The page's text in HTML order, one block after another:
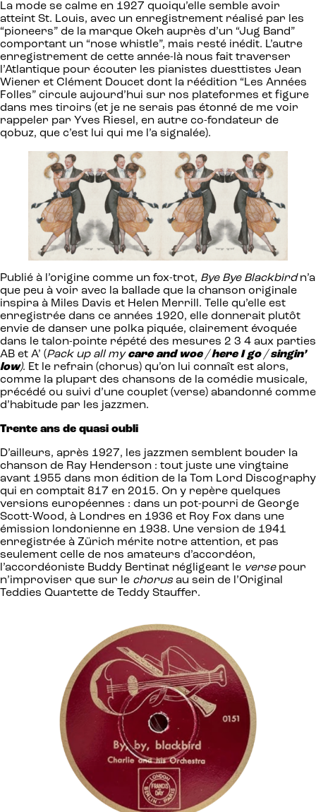
La mode se calme en 1927 quoiqu’elle semble avoir
atteint St. Louis, avec un enregistrement réalisé par les
“pioneers” de la marque Okeh auprès d’un “Jug Band”
comportant un “nose whistle”, mais resté inédit. L’autre
enregistrement de cette année-là nous fait traverser
l’Atlantique pour écouter les pianistes duesttistes Jean
Wiener et Clément Doucet dont la réédition “Les Années
Folles” circule aujourd’hui sur nos plateformes et figure
dans mes tiroirs (et je ne serais pas étonné de me voir
rappeler par Yves Riesel, en autre co-fondateur de
qobuz, que c’est lui qui me l’a signalée).
Publié à l’origine comme un fox-trot, Bye Bye Blackbirdn’a
que peu à voir avec la ballade que la chanson originale
inspira à Miles Davis et Helen Merrill. Telle qu’elle est
enregistrée dans ce années 1920, elle donnerait plutôt
envie de danser une polka piquée, clairement évoquée
dans le talon-pointe répété des mesures 2 3 4 aux parties
AB et A’ (Pack up all mycare and woe/here I go/singin’
low). Et le refrain (chorus) qu’on lui connaît est alors,
comme la plupart des chansons de la comédie musicale,
précédé ou suivi d’une couplet (verse) abandonné comme
d’habitude par les jazzmen.
Trente ans de quasi oubli
D’ailleurs, après 1927, les jazzmen semblent bouder la
chanson de Ray Henderson : tout juste une vingtaine
avant 1955 dans mon édition de la Tom Lord Discography
qui en comptait 817 en 2015. On y repère quelques
versions européennes : dans un pot-pourri de George
Scott-Wood, à Londres en 1936 et Roy Fox dans une
émission londonienne en 1938. Une version de 1941
enregistrée à Zürich mérite notre attention, et pas
seulement celle de nos amateurs d’accordéon,
l’accordéoniste Buddy Bertinat négligeant le verse pour
n’improviser que sur le chorus au sein de l’Original
Teddies Quartette de Teddy Stauffer.